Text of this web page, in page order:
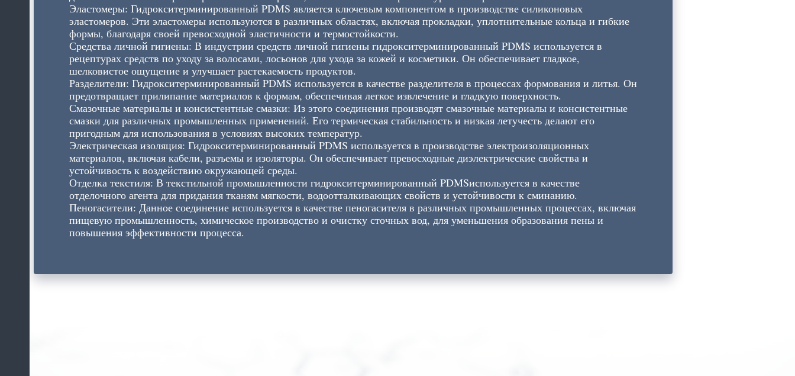
Эластомеры: Гидрокситерминированный PDMS является ключевым компонентом в производстве силиконовых
эластомеров. Эти эластомеры используются в различных областях, включая прокладки, уплотнительные кольца и гибкие
формы, благодаря своей превосходной эластичности и термостойкости.
Средства личной гигиены: В индустрии средств личной гигиены гидрокситерминированный PDMS используется в
рецептурах средств по уходу за волосами, лосьонов для ухода за кожей и косметики. Он обеспечивает гладкое,
шелковистое ощущение и улучшает растекаемость продуктов.
Разделители: Гидрокситерминированный PDMS используется в качестве разделителя в процессах формования и литья. Он
предотвращает прилипание материалов к формам, обеспечивая легкое извлечение и гладкую поверхность.
Смазочные материалы и консистентные смазки: Из этого соединения производят смазочные материалы и консистентные
смазки для различных промышленных применений. Его термическая стабильность и низкая летучесть делают его
пригодным для использования в условиях высоких температур.
Электрическая изоляция: Гидрокситерминированный PDMS используется в производстве электроизоляционных
материалов, включая кабели, разъемы и изоляторы. Он обеспечивает превосходные диэлектрические свойства и
устойчивость к воздействию окружающей среды.
Отделка текстиля: В текстильной промышленности гидрокситерминированный PDMSиспользуется в качестве
отделочного агента для придания тканям мягкости, водоотталкивающих свойств и устойчивости к сминанию.
Пеногасители: Данное соединение используется в качестве пеногасителя в различных промышленных процессах, включая
пищевую промышленность, химическое производство и очистку сточных вод, для уменьшения образования пены и
повышения эффективности процесса.